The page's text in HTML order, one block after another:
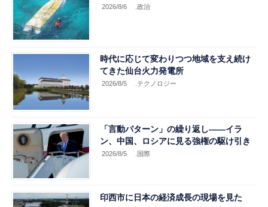
2026/8/6 .政治
時代に応じて変わりつつ地域を支え続け
てきた仙台火力発電所
2026/8/5 .テクノロジー
「言動パターン」の繰り返し――イラ
ン、中国、ロシアに見る強権の駆け引き
2026/8/5 .国際
印西市に日本の経済成長の現場を見た